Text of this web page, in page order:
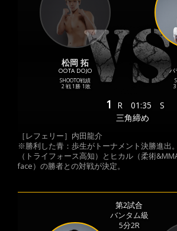
松岡 拓
OOTA DOJO
SHOOTO戦績
2 戦 1勝 1敗
パ
1 R 01:35
S
三角締め
［レフェリー］内田龍介
※勝利した青：歩生がトーナメント決勝進出
（トライフォース高知）とヒカル（柔術
face）の勝者との対戦が決定。
第2試合
バンタム級
5分2R